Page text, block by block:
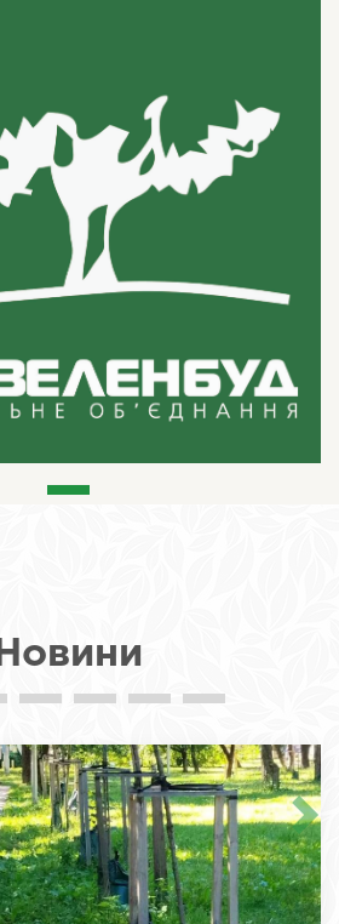
Новини